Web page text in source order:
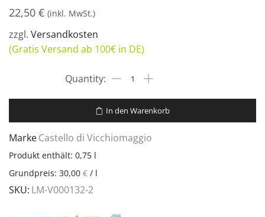
22,50 € (inkl. MwSt.)
zzgl. Versandkosten
(Gratis Versand ab 100€ in DE)
In den Warenkorb
MarkeCastello di Vicchiomaggio
Produkt enthält: 0,75 l
Grundpreis: 30,00 € / l
SKU: LM-V000132-2